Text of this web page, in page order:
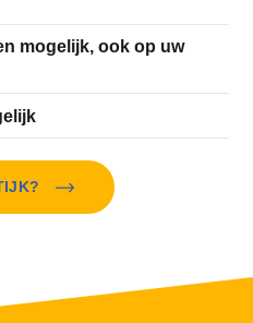
mogelijk, ook op uw